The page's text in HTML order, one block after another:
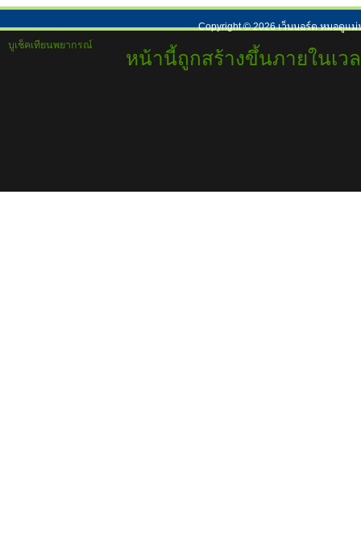
Copyright ©2026เว็บบอร์ด หมอดูแม่
บูเช็คเทียนพยากรณ์
หน้านี้ถูกสร้างขึ้นภายในเว